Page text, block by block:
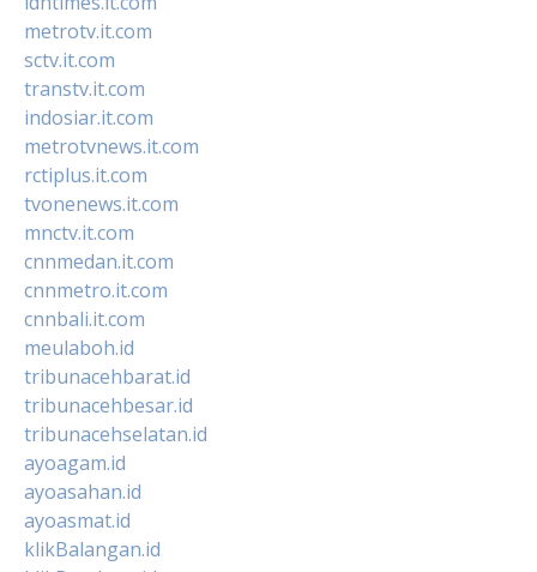
metrotv.it.com
sctv.it.com
transtv.it.com
indosiar.it.com
metrotvnews.it.com
rctiplus.it.com
tvonenews.it.com
mnctv.it.com
cnnmedan.it.com
cnnmetro.it.com
cnnbali.it.com
meulaboh.id
tribunacehbarat.id
tribunacehbesar.id
tribunacehselatan.id
ayoagam.id
ayoasahan.id
ayoasmat.id
klikBalangan.id